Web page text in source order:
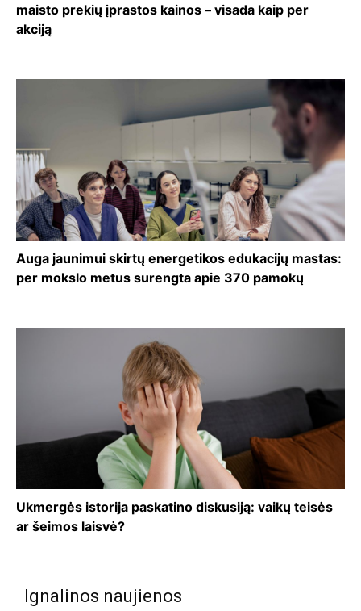
maisto prekių įprastos kainos – visada kaip per
akciją
Auga jaunimui skirtų energetikos edukacijų mastas:
per mokslo metus surengta apie 370 pamokų
Ukmergės istorija paskatino diskusiją: vaikų teisės
ar šeimos laisvė?
Ignalinos naujienos